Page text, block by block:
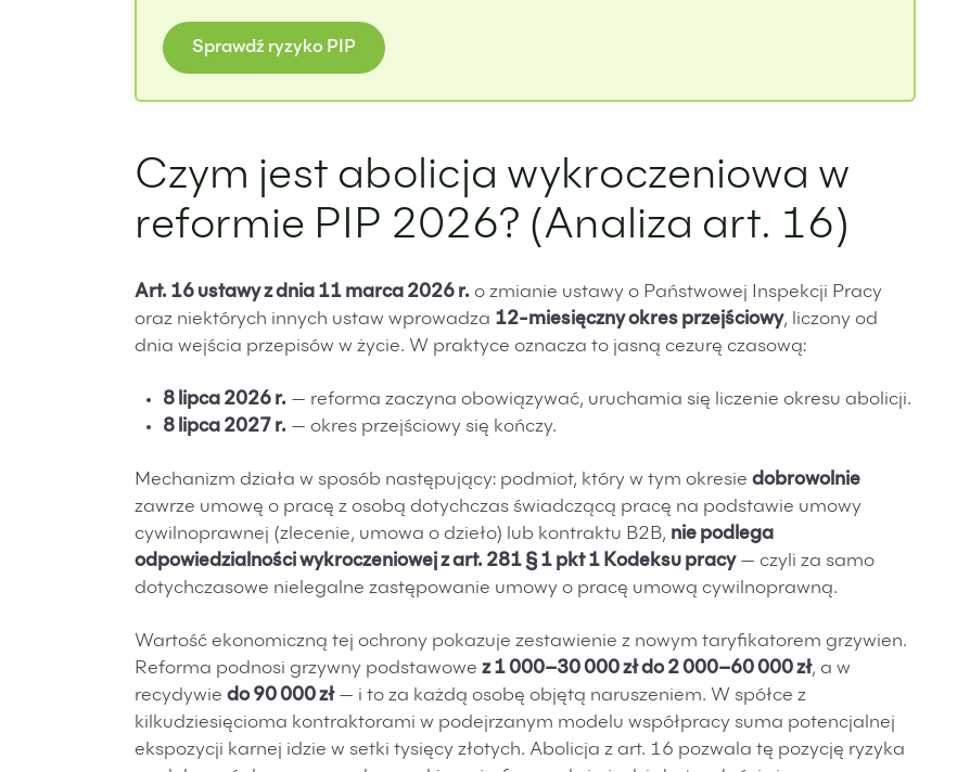
Sprawdź ryzyko PIP
Czym jest abolicja wykroczeniowa w
reformie PIP 2026? (Analiza art. 16)
Art. 16 ustawy z dnia 11 marca 2026 r. o zmianie ustawy o Państwowej Inspekcji Pracy
oraz niektórych innych ustaw wprowadza 12-miesięczny okres przejściowy, liczony od
dnia wejścia przepisów w życie. W praktyce oznacza to jasną cezurę czasową:
8 lipca 2026 r.— reforma zaczyna obowiązywać, uruchamia się liczenie okresu abolicji.
8 lipca 2027 r.— okres przejściowy się kończy.
Mechanizm działa w sposób następujący: podmiot, który w tym okresie dobrowolnie
zawrze umowę o pracę z osobą dotychczas świadczącą pracę na podstawie umowy
cywilnoprawnej (zlecenie, umowa o dzieło) lub kontraktu B2B, nie podlega
odpowiedzialności wykroczeniowej z art. 281 § 1 pkt 1 Kodeksu pracy— czyli za samo
dotychczasowe nielegalne zastępowanie umowy o pracę umową cywilnoprawną.
Wartość ekonomiczną tej ochrony pokazuje zestawienie z nowym taryfikatorem grzywien.
Reforma podnosi grzywny podstawowe z 1 000–30 000 zł do 2 000–60 000 zł, a w
recydywie do 90 000 zł— i to za każdą osobę objętą naruszeniem. W spółce z
kilkudziesięcioma kontraktorami w podejrzanym modelu współpracy suma potencjalnej
ekspozycji karnej idzie w setki tysięcy złotych. Abolicja z art. 16 pozwala tę pozycję ryzyka